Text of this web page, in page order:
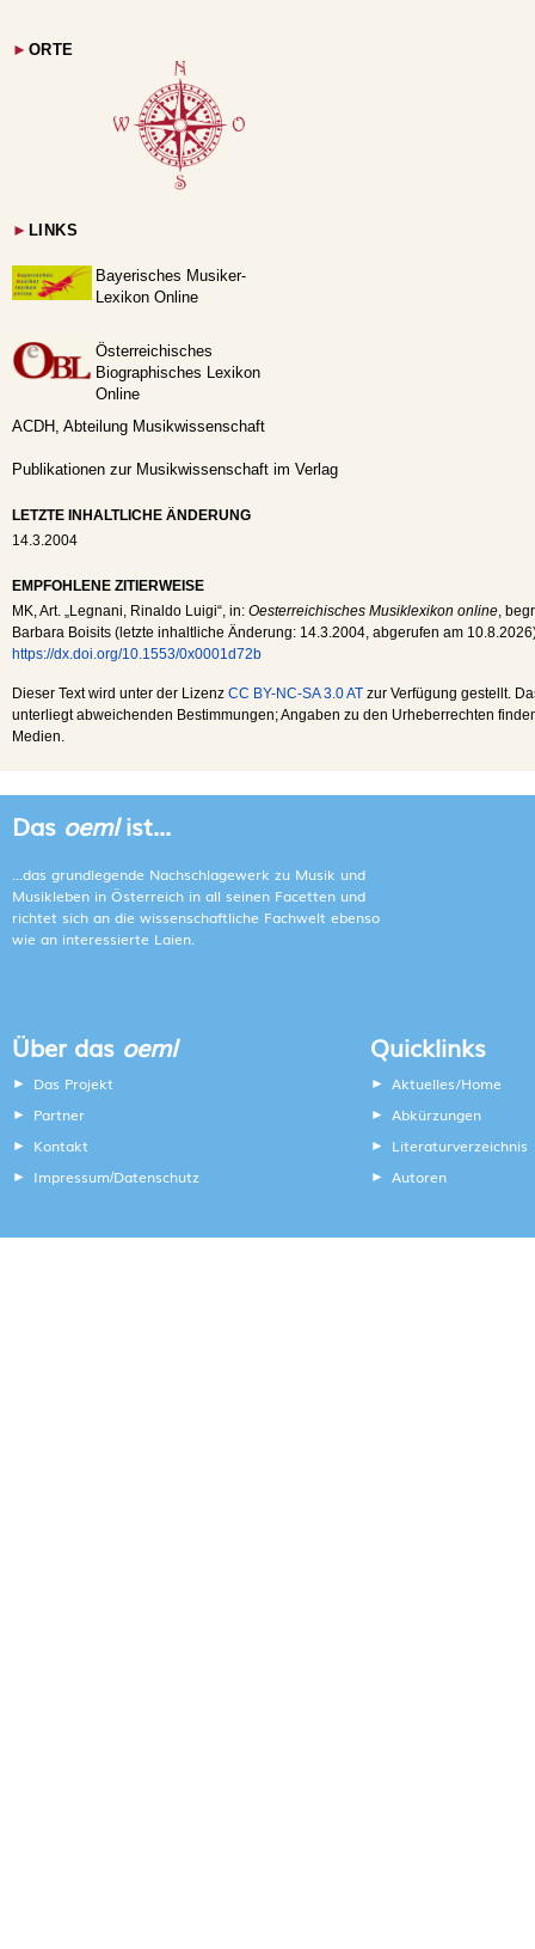
► ORTE
► LINKS
Bayerisches Musiker-
Lexikon Online
Österreichisches
Biographisches Lexikon
Online
ACDH, Abteilung Musikwissenschaft
Publikationen zur Musikwissenschaft im Verlag
LETZTE INHALTLICHE ÄNDERUNG
14.3.2004
EMPFOHLENE ZITIERWEISE
MK , Art. „Legnani, Rinaldo Luigi“, in: Oesterreichisches Musiklexikon online ,
Barbara Boisits (letzte inhaltliche Änderung: 14.3.2004 , abgerufen am 10.8.2026
https://dx.doi.org/10.1553/0x0001d72b
Dieser Text wird unter der Lizenz CC BY-NC-SA 3.0 AT zur Verfügung gestellt.
unterliegt abweichenden Bestimmungen; Angaben zu den Urheberrechten
Medien.
Das oemlist...
...das grundlegende Nachschlagewerk zu Musik und
Musikleben in Österreich in all seinen Facetten und
richtet sich an die wissenschaftliche Fachwelt ebenso
wie an interessierte Laien.
Über das oeml
Das Projekt
Partner
Kontakt
Impressum/Datenschutz
Quicklinks
Aktuelles/Home
Abkürzungen
Literaturverzeichnis
Autoren